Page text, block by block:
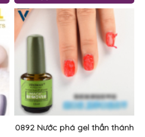
0892 Nước phá gel thần thánh